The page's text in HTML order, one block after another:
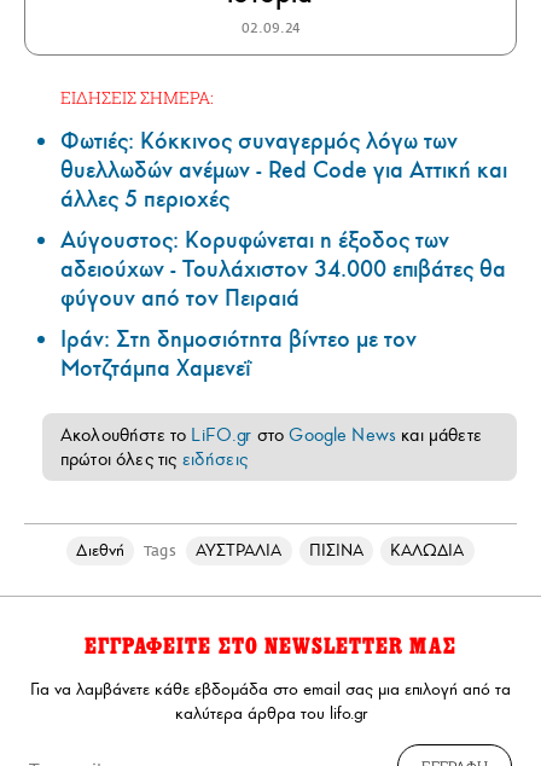
02.09.24
ΕΙΔΗΣΕΙΣ ΣΗΜΕΡΑ:
Φωτιές: Κόκκινος συναγερμός λόγω των
θυελλωδών ανέμων - Red Code για Αττική και
άλλες 5 περιοχές
Αύγουστος: Κορυφώνεται η έξοδος των
αδειούχων - Τουλάχιστον 34.000 επιβάτες θα
φύγουν από τον Πειραιά
Ιράν: Στη δημοσιότητα βίντεο με τον
Μοτζτάμπα Χαμενεΐ
Ακολουθήστε το LiFO.gr στοGoogle News και μάθετε
πρώτοι όλες τις ειδήσεις
Διεθνή Tags ΑΥΣΤΡΑΛΙΑ ΠΙΣΙΝΑ ΚΑΛΩΔΙΑ
ΕΓΓΡΑΦΕΙΤΕ ΣΤΟ NEWSLETTER ΜΑΣ
Για να λαμβάνετε κάθε εβδομάδα στο email σας μια επιλογή από τα
καλύτερα άρθρα του lifo.gr